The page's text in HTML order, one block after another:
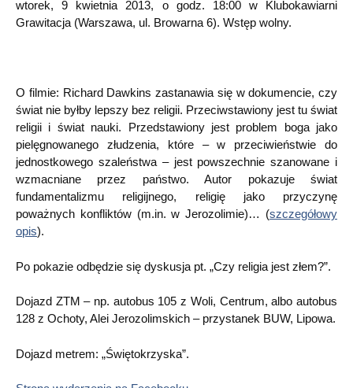
wtorek, 9 kwietnia 2013, o godz. 18:00 w Klubokawiarni
Grawitacja (Warszawa, ul. Browarna 6). Wstęp wolny.
O filmie: Richard Dawkins zastanawia się w dokumencie, czy
świat nie byłby lepszy bez religii. Przeciwstawiony jest tu świat
religii i świat nauki. Przedstawiony jest problem boga jako
pielęgnowanego złudzenia, które – w przeciwieństwie do
jednostkowego szaleństwa – jest powszechnie szanowane i
wzmacniane przez państwo. Autor pokazuje świat
fundamentalizmu religijnego, religię jako przyczynę
poważnych konfliktów (m.in. w Jerozolimie)… (szczegółowy
opis).
Po pokazie odbędzie się dyskusja pt. „Czy religia jest złem?”.
Dojazd ZTM – np. autobus 105 z Woli, Centrum, albo autobus
128 z Ochoty, Alei Jerozolimskich – przystanek BUW, Lipowa.
Dojazd metrem: „Świętokrzyska”.